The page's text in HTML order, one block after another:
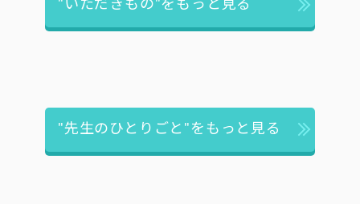
"いただきもの"をもっと見る
"先生のひとりごと"をもっと見る